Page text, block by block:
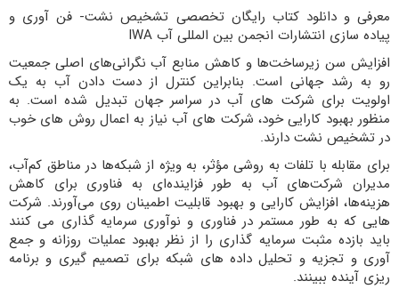
معرفی و دانلود کتاب رایگان تخصصی تشخیص نشت- فن آوری و
پیاده سازی انتشارات انجمن بین المللی آب IWA
افزایش سن زیرساخت‌ها و کاهش منابع آب نگرانی‌های اصلی جمعیت
رو به رشد جهانی است. بنابراین کنترل از دست دادن آب به یک
اولویت برای شرکت های آب در سراسر جهان تبدیل شده است. به
منظور بهبود کارایی خود، شرکت های آب نیاز به اعمال روش های خوب
در تشخیص نشت دارند.
برای مقابله با تلفات به روشی مؤثر، به ویژه از شبکه‌ها در مناطق کم‌آب،
مدیران شرکت‌های آب به طور فزاینده‌ای به فناوری برای کاهش
هزینه‌ها، افزایش کارایی و بهبود قابلیت اطمینان روی می‌آورند. شرکت
هایی که به طور مستمر در فناوری و نوآوری سرمایه گذاری می کنند
باید بازده مثبت سرمایه گذاری را از نظر بهبود عملیات روزانه و جمع
آوری و تجزیه و تحلیل داده های شبکه برای تصمیم گیری و برنامه
ریزی آینده ببینند.